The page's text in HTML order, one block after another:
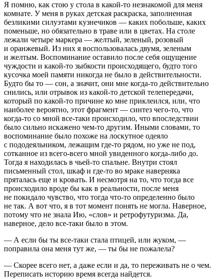
Я помню, как стою у стола в какой-то незнакомой для меня
комнате. У меня в руках детская раскраска, заполненная
безликими силуэтами кузнечиков — каких побольше, каких
поменьше, но обязательно в траве или в цветах. На столе
лежали четыре маркера — желтый, зеленый, розовый
и оранжевый. Из них я воспользовалась двумя, зеленым
и желтым. Воспоминание оставило после себя ощущение
чуждости и какой-то зыбкости происходящего, будто того
кусочка моей памяти никогда не было в действительности.
Будто бы то — сон, а значит, они мне когда-то действительно
снились, или отрывок из какой-то детской телепередачи,
который по какой-то причине ко мне приклеился, или, что
наиболее вероятно, этот фрагмент — синтез чего-то, что
когда-то со мной все-таки происходило, что впоследствии
было сильно искажено чем-то другим. Иными словами, то
воспоминание было похоже на лоскутное одеяло
с пододеяльником, лежащим где-то рядом, но уже не под,
сотканное из всего-всего мной увиденного когда-либо до.
Тогда я находилась в чьей-то спальне. Внутри стоял
письменный стол, шкаф и где-то во мраке наверняка
пряталась еще и кровать. И несмотря на то, что тогда все
происходило вроде бы как в реальности, после меня
не покидало чувство, что тогда что-то определенно было
не так. А вот что, я в тот момент понять не могла. Наверное,
потому что не знала Ию, «слов» и ретрофутуризма. Да,
наверное, дело все-таки было в этом.
— А если бы ты все-таки стала птицей, или жуком, —
поправила она меня тут же, — ты бы не пожалела?
— Скорее всего нет, а даже если и да, то переживать не о чем.
Переписать историю время всегда найдется.